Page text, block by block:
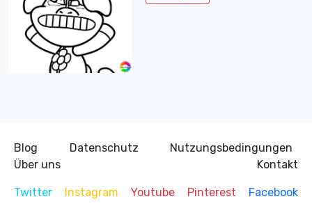
Blog Datenschutz
Nutzungsbedingungen
Über uns
Kontakt
Twitter Instagram Youtube Pinterest Facebook